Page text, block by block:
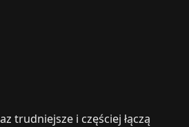
trudniejsze i częściej łączą